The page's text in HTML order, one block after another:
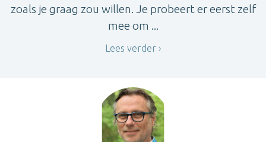
zoals je graag zou willen. Je probeert er eerst zelf
mee om ...
Lees verder